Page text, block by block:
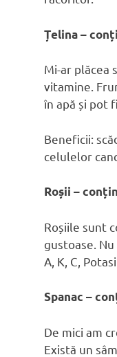
Țelina –
Mi-ar plăcea
vitamine.
în apă și pot
Beneficii:
celulelor
Roșii –
Roșiile sunt
gustoase.
A, K, C,
Spanac –
De mici am
Există un